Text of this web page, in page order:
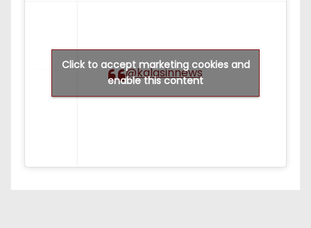
@kalasinnews
Click to accept marketing cookies and
enable this content